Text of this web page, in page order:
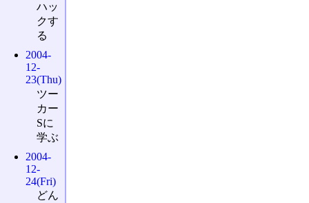
ハッ
クす
る
2004-
12-
23(Thu)
ツー
カー
Sに
学ぶ
2004-
12-
24(Fri)
どん